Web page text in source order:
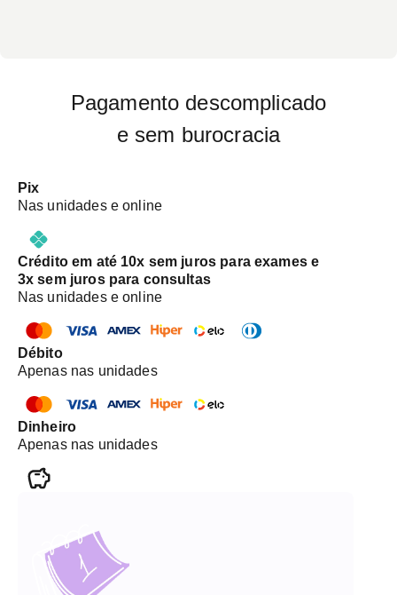
Pagamento descomplicado
e sem burocracia
Pix
Nas unidades e online
Crédito em até 10x sem juros para exames e
3x sem juros para consultas
Nas unidades e online
Débito
Apenas nas unidades
Dinheiro
Apenas nas unidades